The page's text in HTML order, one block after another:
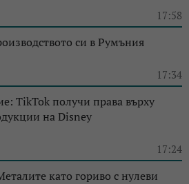
17:58
си в Румъния
17:34
TikTok получи права върху
на Disney
17:24
като гориво с нулеви